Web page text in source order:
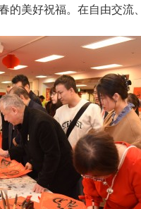
的美好祝福。在自由交